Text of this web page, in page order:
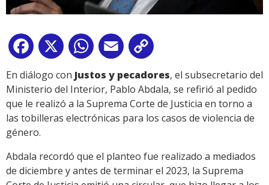
Facebook
X WhatsApp
Email
Link
En diálogo con Justos y pecadores, el subsecretario del
Ministerio del Interior, Pablo Abdala, se refirió al pedido
que le realizó a la Suprema Corte de Justicia en torno a
las tobilleras electrónicas para los casos de violencia de
género.
Abdala recordó que el planteo fue realizado a mediados
de diciembre y antes de terminar el 2023, la Suprema